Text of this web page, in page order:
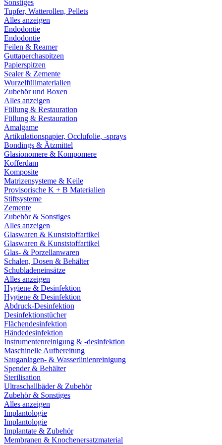
Sonstiges
Tupfer, Watterollen, Pellets
Alles anzeigen
Endodontie
Endodontie
Feilen & Reamer
Guttaperchaspitzen
Papierspitzen
Sealer & Zemente
Wurzelfüllmaterialien
Zubehör und Boxen
Alles anzeigen
Füllung & Restauration
Füllung & Restauration
Amalgame
Artikulationspapier, Occlufolie, -sprays
Bondings & Ätzmittel
Glasionomere & Kompomere
Kofferdam
Komposite
Matrizensysteme & Keile
Provisorische K + B Materialien
Stiftsysteme
Zemente
Zubehör & Sonstiges
Alles anzeigen
Glaswaren & Kunststoffartikel
Glaswaren & Kunststoffartikel
Glas- & Porzellanwaren
Schalen, Dosen & Behälter
Schubladeneinsätze
Alles anzeigen
Hygiene & Desinfektion
Hygiene & Desinfektion
Abdruck-Desinfektion
Desinfektionstücher
Flächendesinfektion
Händedesinfektion
Instrumentenreinigung & -desinfektion
Maschinelle Aufbereitung
Sauganlagen- & Wasserlinienreinigung
Spender & Behälter
Sterilisation
Ultraschallbäder & Zubehör
Zubehör & Sonstiges
Alles anzeigen
Implantologie
Implantologie
Implantate & Zubehör
Membranen & Knochenersatzmaterial